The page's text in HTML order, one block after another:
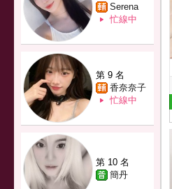
Serena
忙線中
第 9 名
香奈奈子
忙線中
第 10 名
簡丹